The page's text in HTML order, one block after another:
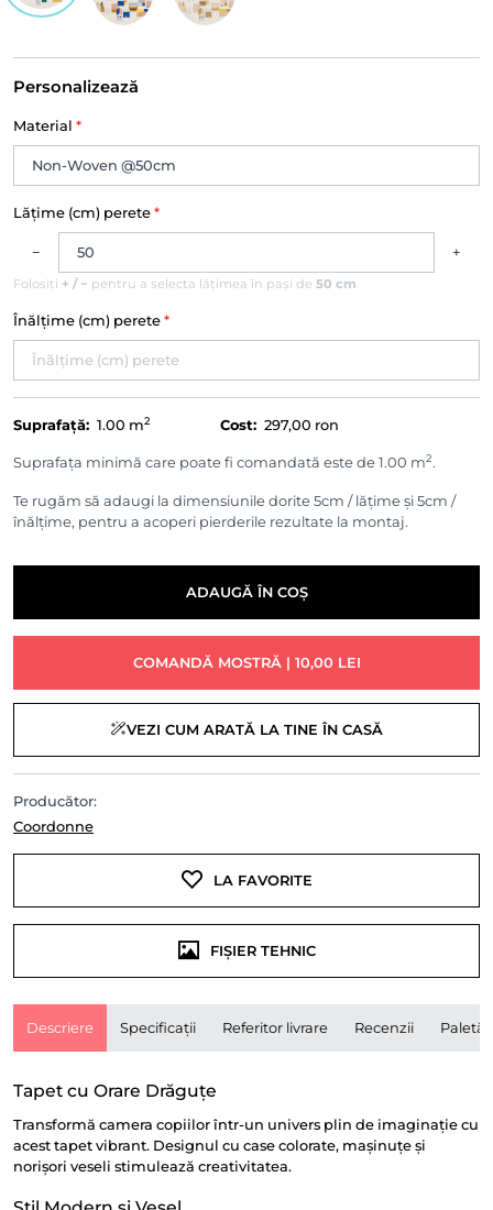
Personalizează
Material *
Lățime (cm) perete *
− +
Folosiți + / − pentru a selecta lățimea în pași de 50 cm
Înălțime (cm) perete *
Suprafață: 1.00 m2 Cost: 297,00 ron
Suprafața minimă care poate fi comandată este de 1.00 m2.
Te rugăm să adaugi la dimensiunile dorite 5cm / lățime și 5cm /
înălțime, pentru a acoperi pierderile rezultate la montaj.
ADAUGĂ ÎN COȘ
COMANDĂ MOSTRĂ | 10,00 LEI
VEZI CUM ARATĂ LA TINE ÎN CASĂ
Producător:
Coordonne
LA FAVORITE
FIȘIER TEHNIC
Descriere Specificații Referitor livrare Recenzii Paletă
Tapet cu Orare Drăguțe
Transformă camera copiilor într-un univers plin de imaginație cu
acest tapet vibrant. Designul cu case colorate, mașinuțe și
norișori veseli stimulează creativitatea.